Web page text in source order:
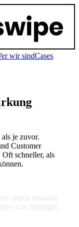
wir sindCases
je zuvor.
Customer
schneller, als
durch
einzelne
von
Strategie,